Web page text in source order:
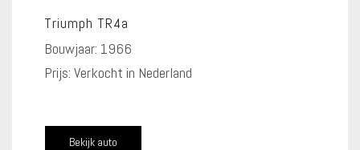
Triumph TR4a
Bouwjaar: 1966
Prijs: Verkocht in Nederland
Bekijk auto